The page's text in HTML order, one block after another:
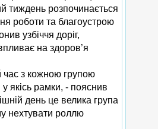
тиждень розпочинається
роботи та благоустрою
узбіччя доріг,
на здоров’я
час з кожною групою
якісь рамки, - пояснив
день це велика група
нехтувати роллю